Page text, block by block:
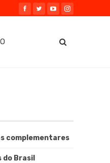
complementares
Brasil